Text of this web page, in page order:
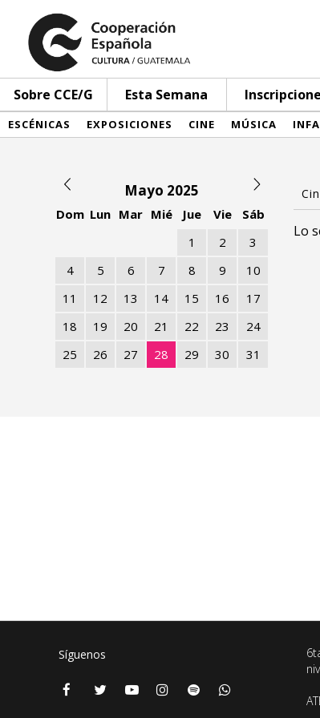
Sobre CCE/G Esta Semana
ESCÉNICAS EXPOSICIONES CINE MÚSICA
Mayo 2025
Dom Lun Mar Mié Jue Vie
Sáb
1
2
3
4
5 6 7 8 9
10
11
12 13 14 15 16
17
18
19 20 21 22 23
24
25
26 27 28 29 30 31
Lo
Síguenos